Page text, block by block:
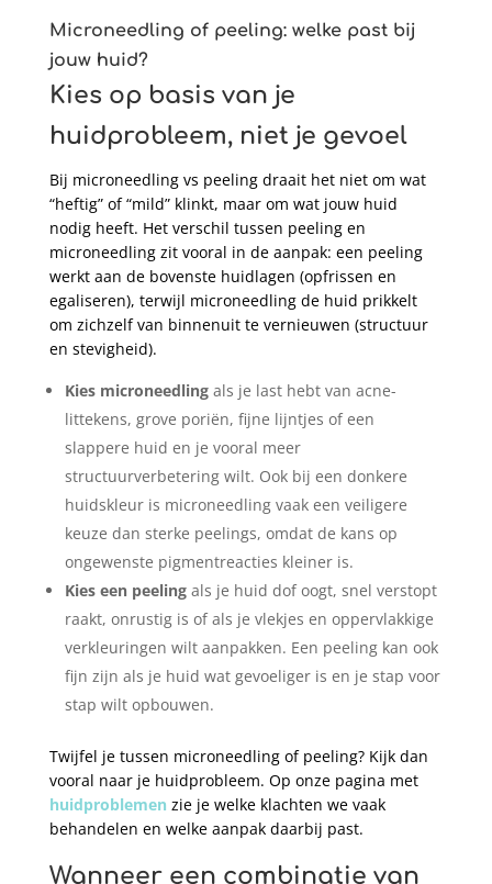
Microneedling of peeling: welke past bij
jouw huid?
Kies op basis van je
huidprobleem, niet je gevoel
Bij microneedling vs peeling draait het niet om wat
“heftig” of “mild” klinkt, maar om wat jouw huid
nodig heeft. Het verschil tussen peeling en
microneedling zit vooral in de aanpak: een peeling
werkt aan de bovenste huidlagen (opfrissen en
egaliseren), terwijl microneedling de huid prikkelt
om zichzelf van binnenuit te vernieuwen (structuur
en stevigheid).
Kies microneedlingals je last hebt van acne-
littekens, grove poriën, fijne lijntjes of een
slappere huid en je vooral meer
structuurverbetering wilt. Ook bij een donkere
huidskleur is microneedling vaak een veiligere
keuze dan sterke peelings, omdat de kans op
ongewenste pigmentreacties kleiner is.
Kies een peelingals je huid dof oogt, snel verstopt
raakt, onrustig is of als je vlekjes en oppervlakkige
verkleuringen wilt aanpakken. Een peeling kan ook
fijn zijn als je huid wat gevoeliger is en je stap voor
stap wilt opbouwen.
Twijfel je tussen microneedling of peeling? Kijk dan
vooral naar je huidprobleem. Op onze pagina met
huidproblemen zie je welke klachten we vaak
behandelen en welke aanpak daarbij past.
Wanneer een combinatie van